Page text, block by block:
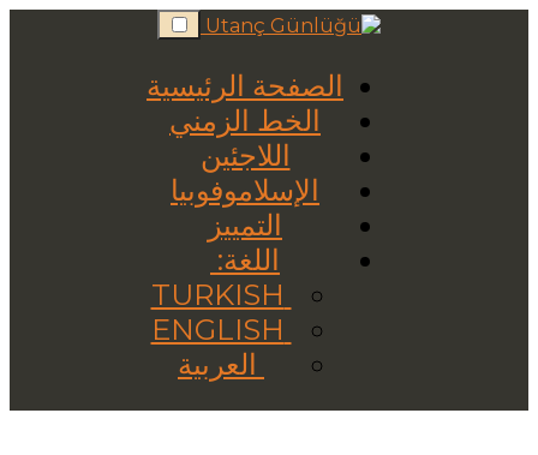
Skip
to
الصفحة الرئيسية
الخط الزمني
اللاجئين
الإسلاموفوبيا
التمييز
اللغة:
العربية